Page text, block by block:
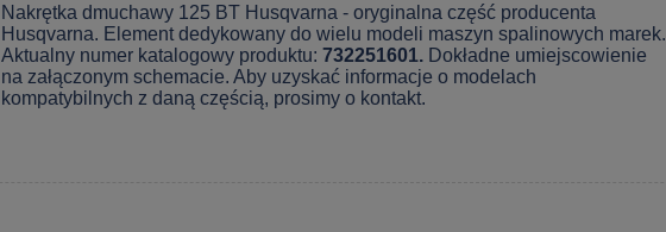
Nakrętka dmuchawy 125 BT Husqvarna - oryginalna część producenta
Husqvarna. Element dedykowany do wielu modeli maszyn spalinowych marek.
Aktualny numer katalogowy produktu:732251601. Dokładne umiejscowienie
na załączonym schemacie. Aby uzyskać informacje o modelach
kompatybilnych z daną częścią, prosimy o kontakt.